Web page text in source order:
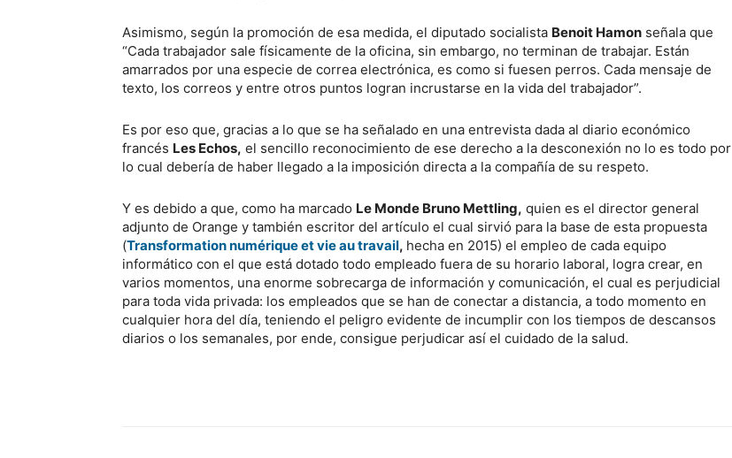
Asimismo, según la promoción de esa medida, el diputado socialista Benoit Hamon señala que
“Cada trabajador sale físicamente de la oficina, sin embargo, no terminan de trabajar. Están
amarrados por una especie de correa electrónica, es como si fuesen perros. Cada mensaje de
texto, los correos y entre otros puntos logran incrustarse en la vida del trabajador”.
Es por eso que, gracias a lo que se ha señalado en una entrevista dada al diario económico
francés Les Echos, el sencillo reconocimiento de ese derecho a la desconexión no lo es todo por
lo cual debería de haber llegado a la imposición directa a la compañía de su respeto.
Y es debido a que, como ha marcado Le Monde Bruno Mettling, quien es el director general
adjunto de Orange y también escritor del artículo el cual sirvió para la base de esta propuesta
(Transformation numérique et vie au travail, hecha en 2015) el empleo de cada equipo
informático con el que está dotado todo empleado fuera de su horario laboral, logra crear, en
varios momentos, una enorme sobrecarga de información y comunicación, el cual es perjudicial
para toda vida privada: los empleados que se han de conectar a distancia, a todo momento en
cualquier hora del día, teniendo el peligro evidente de incumplir con los tiempos de descansos
diarios o los semanales, por ende, consigue perjudicar así el cuidado de la salud.